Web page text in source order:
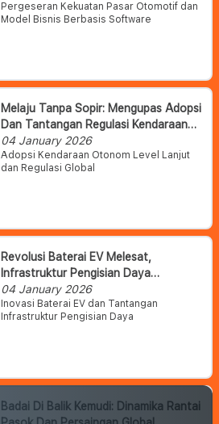
Pergeseran Kekuatan Pasar Otomotif dan
Model Bisnis Berbasis Software
Melaju Tanpa Sopir: Mengupas Adopsi
Dan Tantangan Regulasi Kendaraan
Otonom Level Lanjut
04 January 2026
Adopsi Kendaraan Otonom Level Lanjut
dan Regulasi Global
Revolusi Baterai EV Melesat,
Infrastruktur Pengisian Daya
Menghadang
04 January 2026
Inovasi Baterai EV dan Tantangan
Infrastruktur Pengisian Daya
Badai Di Balik Kemudi: Dinamika Rantai